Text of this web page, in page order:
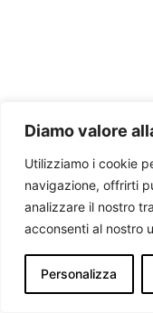
Diamo valore
Utilizziamo i cookie
navigazione, offrirti
analizzare il nostro
acconsenti al nostro
Personalizza